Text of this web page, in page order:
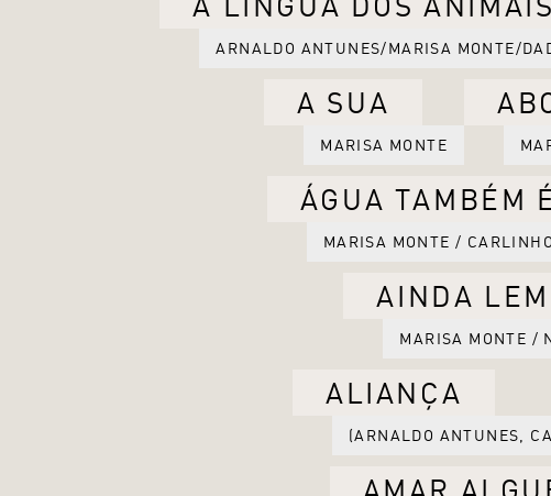
ARNALDO ANTUNES/MARISA MONTE/
A SUA
MARISA MONTE
ÁGUA TAMBÉM
MARISA MONTE /
AINDA
MARISA MONTE /
ALIANÇA
(ARNALDO ANTUNES,